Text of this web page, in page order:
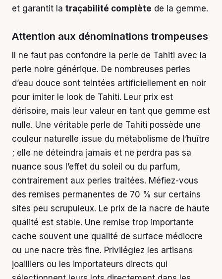
et garantit la traçabilité complète de la gemme.
Attention aux dénominations trompeuses
Il ne faut pas confondre la perle de Tahiti avec la
perle noire générique. De nombreuses perles
d’eau douce sont teintées artificiellement en noir
pour imiter le look de Tahiti. Leur prix est
dérisoire, mais leur valeur en tant que gemme est
nulle. Une véritable perle de Tahiti possède une
couleur naturelle issue du métabolisme de l’huître
; elle ne déteindra jamais et ne perdra pas sa
nuance sous l’effet du soleil ou du parfum,
contrairement aux perles traitées. Méfiez-vous
des remises permanentes de 70 % sur certains
sites peu scrupuleux. Le prix de la nacre de haute
qualité est stable. Une remise trop importante
cache souvent une qualité de surface médiocre
ou une nacre très fine. Privilégiez les artisans
joailliers ou les importateurs directs qui